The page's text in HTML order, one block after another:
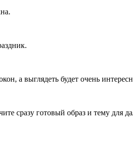
а выглядеть будет очень
сразу готовый образ и тему для